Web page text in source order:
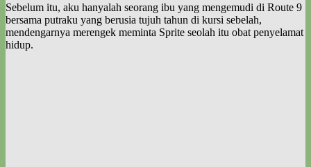
Sebelum itu, aku hanyalah seorang ibu yang mengemudi di Route 9
bersama putraku yang berusia tujuh tahun di kursi sebelah,
mendengarnya merengek meminta Sprite seolah itu obat penyelamat
hidup.